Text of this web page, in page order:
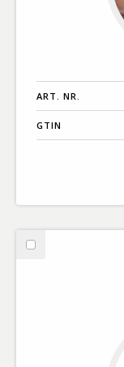
ART. NR.
GTIN
Välj